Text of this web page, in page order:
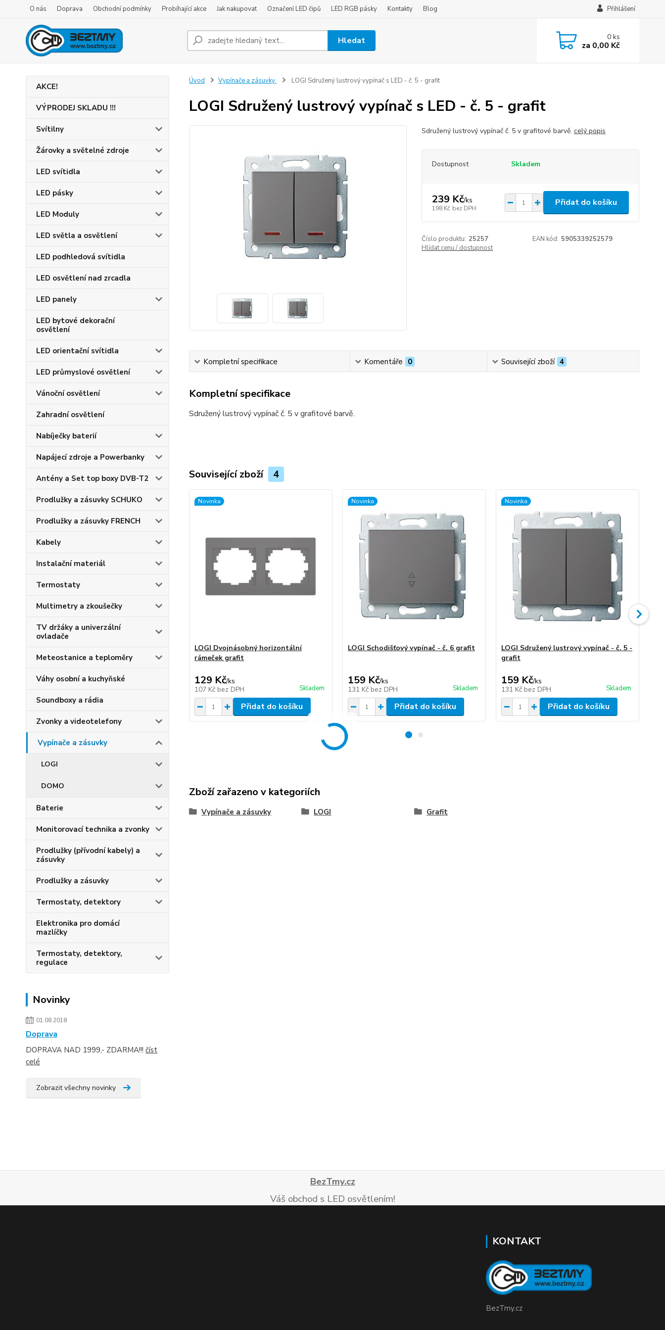
O nás Doprava Obchodní podmínky Probíhající akce Jak nakupovat Označení LED čipů LED RGB pásky Kontakty Blog Přihlášení
Hledat 0ks
za 0,00 Kč
AKCE!
VÝPRODEJ SKLADU !!!
Svítilny
Žárovky a světelné zdroje
LED svítidla
LED pásky
LED Moduly
LED světla a osvětlení
LED podhledová svítidla
LED osvětlení nad zrcadla
LED panely
LED bytové dekorační
osvětlení
LED orientační svítidla
LED průmyslové osvětlení
Vánoční osvětlení
Zahradní osvětlení
Nabíječky baterií
Napájecí zdroje a Powerbanky
Antény a Set top boxy DVB-T2
Prodlužky a zásuvky SCHUKO
Prodlužky a zásuvky FRENCH
Kabely
Instalační materiál
Termostaty
Multimetry a zkoušečky
TV držáky a univerzální
ovladače
Meteostanice a teploměry
Váhy osobní a kuchyňské
Soundboxy a rádia
Zvonky a videotelefony
Vypínače a zásuvky
LOGI
DOMO
Baterie
Monitorovací technika a zvonky
Prodlužky (přívodní kabely) a
zásuvky
Prodlužky a zásuvky
Termostaty, detektory
Elektronika pro domácí
mazlíčky
Termostaty, detektory,
regulace
Novinky
01.08.2018
Doprava
DOPRAVA NAD 1999,- ZDARMA!!! číst
celé
Zobrazit všechny novinky
Úvod Vypínače a zásuvky LOGI Sdružený lustrový vypínač s LED - č. 5 - grafit
LOGI Sdružený lustrový vypínač s LED - č. 5 - grafit
Sdružený lustrový vypínač č. 5 v grafitové barvě. celý popis
Dostupnost Skladem
239 Kč/ks
198 Kč bez DPH
Přidat do košíku
Číslo produktu: 25257 EAN kód: 5905339252579
Hlídat cenu / dostupnost
Kompletní specifikace Komentáře 0 Související zboží 4
Kompletní specifikace
Sdružený lustrový vypínač č. 5 v grafitové barvě.
Související zboží 4
Novinka
LOGI Dvojnásobný horizontální
rámeček grafit
129 Kč/ks
107 Kč bez DPH Skladem
Přidat do košíku
Novinka
LOGI Schodišťový vypínač - č. 6 grafit
159 Kč/ks
131 Kč bez DPH Skladem
Přidat do košíku
Novinka
LOGI Sdružený lustrový vypínač - č. 5 -
grafit
159 Kč/ks
131 Kč bez DPH Skladem
Přidat do košíku
Zboží zařazeno v kategoriích
Vypínače a zásuvky LOGI Grafit
BezTmy.cz
Váš obchod s LED osvětlením!
KONTAKT
BezTmy.cz